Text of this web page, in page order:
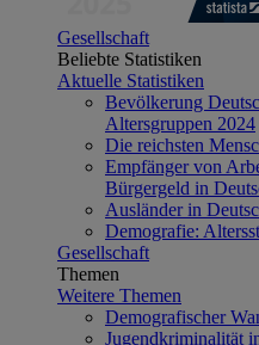
Gesellschaft
Beliebte Statistiken
Aktuelle Statistiken
Bevölkerung
Altersgruppen 2024
Die reichsten
Empfänger von
Bürgergeld in
Ausländer in
Demografie:
Gesellschaft
Themen
Weitere Themen
Demografischer
Jugendkriminalität